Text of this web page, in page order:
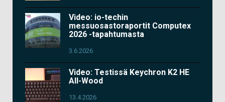
Video: io-techin
messuosastoraportit Computex
2026 -tapahtumasta
3.6.2026
Video: Testissä Keychron K2 HE
All-Wood
13.4.2026